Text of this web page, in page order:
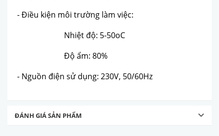
- Điều kiện môi trường làm việc:
Nhiệt độ: 5-50oC
Độ ẩm: 80%
- Nguồn điện sử dụng: 230V, 50/60Hz
ĐÁNH GIÁ SẢN PHẨM